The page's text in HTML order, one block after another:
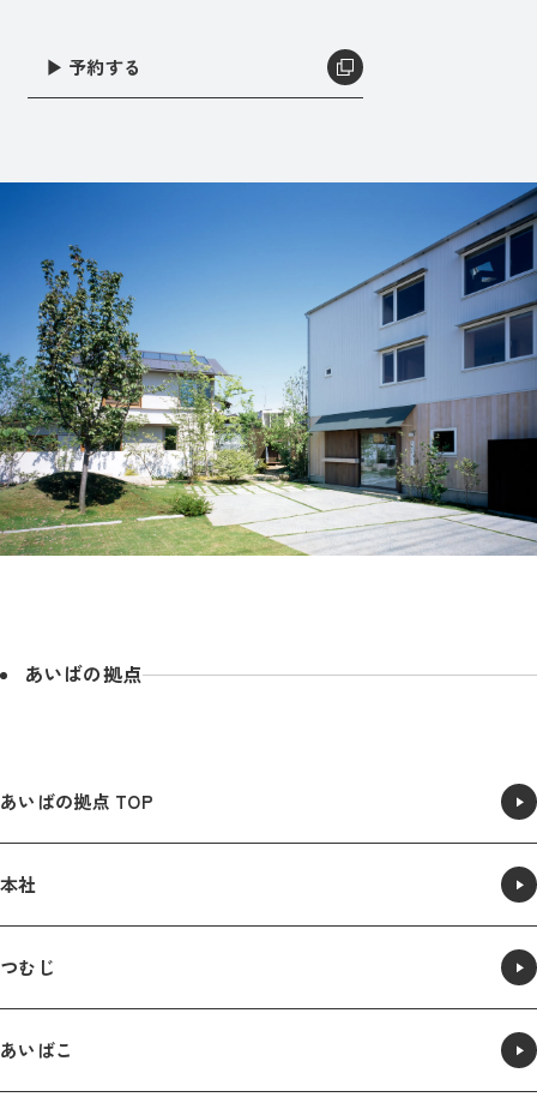
▶︎ 予約する
あいばの拠点
あいばの拠点 TOP
本社
つむじ
あいばこ